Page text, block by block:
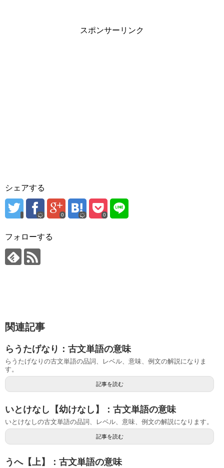
スポンサーリンク
シェアする
0 0
フォローする
関連記事
らうたげなり：古文単語の意味
らうたげなりの古文単語の品詞、レベル、意味、例文の解説になりま
す。
記事を読む
いとけなし【幼けなし】：古文単語の意味
いとけなしの古文単語の品詞、レベル、意味、例文の解説になります。
記事を読む
うへ【上】：古文単語の意味